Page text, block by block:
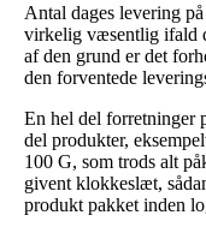
Antal dages levering
virkelig væsentlig ifald
af den grund er det
den forventede
En hel del forretninger
del produkter,
100 G, som trods alt
givent klokkeslæt,
produkt pakket inden